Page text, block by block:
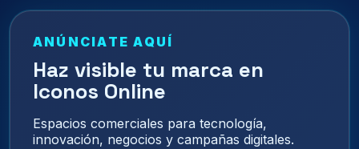
ANÚNCIATE AQUÍ
Haz visible tu marca en
Iconos Online
Espacios comerciales para tecnología,
innovación, negocios y campañas digitales.